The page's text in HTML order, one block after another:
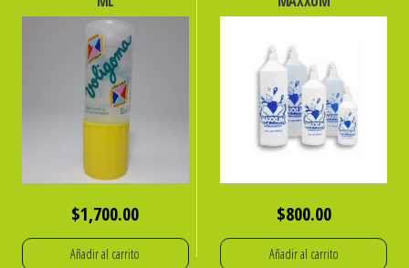
$1,700.00
Añadir al carrito
$800.00
Añadir al carrito